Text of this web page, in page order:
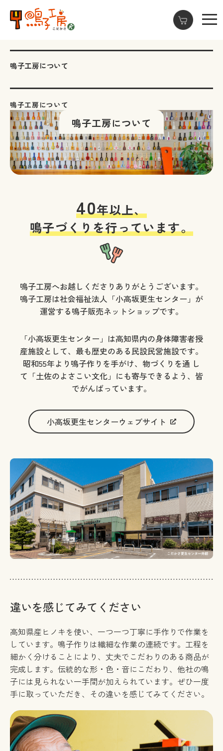
鳴子工房について
鳴子工房について
鳴子工房について
40年以上、
鳴子づくりを行っています。
鳴子工房へお越しくださりありがとうございます。
鳴子工房は社会福祉法人「小高坂更生センター」が
運営する鳴子販売ネットショップです。
「小高坂更生センター」は高知県内の身体障害者授
産施設として、最も歴史のある民設民営施設です。
昭和55年より鳴子作りを手がけ、物づくりを通 し
て「土佐のよさこい文化」にも寄与できるよう、皆
でがんばっています。
小高坂更生センターウェブサイト
違いを感じてみてください
高知県産ヒノキを使い、一つ一つ丁寧に手作りで作業を
しています。鳴子作りは繊細な作業の連続です。工程を
細かく分けることにより、丈夫でこだわりのある商品が
完成します。伝統的な形・色・音にこだわり、他社の鳴
子には見られない一手間が加えられています。ぜひ一度
手に取っていただき、その違いを感じてみてください。